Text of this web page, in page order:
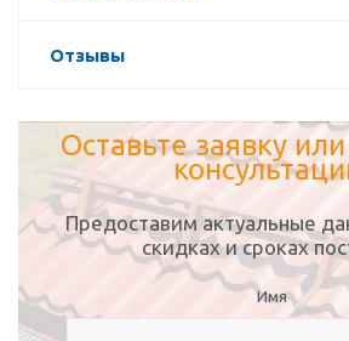
Отзывы
Оставьте заявку
Предоставим актуальные
скидках и сроках
Имя